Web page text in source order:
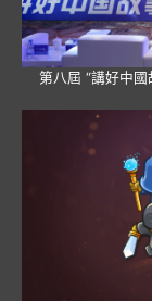
第八屆 “講好中